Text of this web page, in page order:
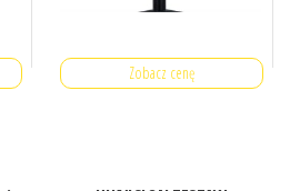
Zobacz cenę